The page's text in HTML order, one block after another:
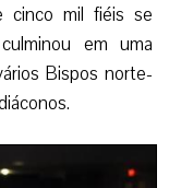
cinco mil fiéis se
em uma
Bispos norte-